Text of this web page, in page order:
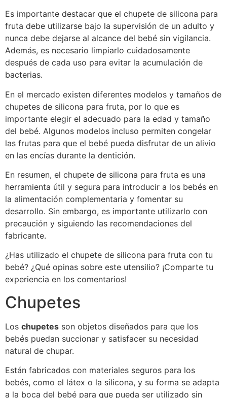
Es importante destacar que el chupete de silicona para
fruta debe utilizarse bajo la supervisión de un adulto y
nunca debe dejarse al alcance del bebé sin vigilancia.
Además, es necesario limpiarlo cuidadosamente
después de cada uso para evitar la acumulación de
bacterias.
En el mercado existen diferentes modelos y tamaños de
chupetes de silicona para fruta, por lo que es
importante elegir el adecuado para la edad y tamaño
del bebé. Algunos modelos incluso permiten congelar
las frutas para que el bebé pueda disfrutar de un alivio
en las encías durante la dentición.
En resumen, el chupete de silicona para fruta es una
herramienta útil y segura para introducir a los bebés en
la alimentación complementaria y fomentar su
desarrollo. Sin embargo, es importante utilizarlo con
precaución y siguiendo las recomendaciones del
fabricante.
¿Has utilizado el chupete de silicona para fruta con tu
bebé? ¿Qué opinas sobre este utensilio? ¡Comparte tu
experiencia en los comentarios!
Chupetes
Los chupetes son objetos diseñados para que los
bebés puedan succionar y satisfacer su necesidad
natural de chupar.
Están fabricados con materiales seguros para los
bebés, como el látex o la silicona, y su forma se adapta
a la boca del bebé para que pueda ser utilizado sin